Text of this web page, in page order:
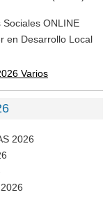
ONLINE
en Desarrollo Local
Varios
2026